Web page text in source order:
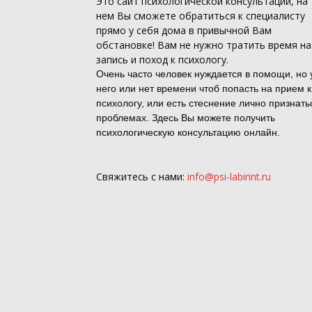
нем Вы сможете обратиться к специалисту
прямо у себя дома в привычной Вам
обстановке! Вам не нужно тратить время на
запись и поход к психологу.
Очень часто человек нуждается в помощи, но
него или нет времени чтоб попасть на прием к
психологу, или есть стеснение лично
проблемах. Здесь Вы можете получить
психологическую консультацию онлайн.
Свяжитесь с нами: info@psi-labirint.ru